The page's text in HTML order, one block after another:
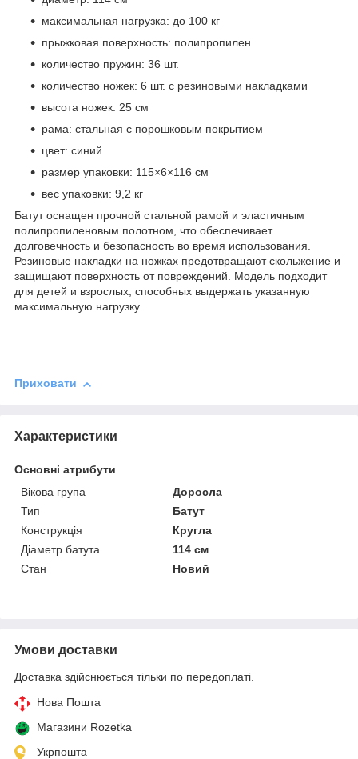
максимальная нагрузка: до 100 кг
прыжковая поверхность: полипропилен
количество пружин: 36 шт.
количество ножек: 6 шт. с резиновыми накладками
высота ножек: 25 см
рама: стальная с порошковым покрытием
цвет: синий
размер упаковки: 115×6×116 см
вес упаковки: 9,2 кг
Батут оснащен прочной стальной рамой и эластичным
полипропиленовым полотном, что обеспечивает
долговечность и безопасность во время использования.
Резиновые накладки на ножках предотвращают скольжение и
защищают поверхность от повреждений. Модель подходит
для детей и взрослых, способных выдержать указанную
максимальную нагрузку.
Приховати
Характеристики
Основні атрибути
Вікова група
Доросла
Тип
Батут
Конструкція
Кругла
Діаметр батута
114 см
Стан
Новий
Умови доставки
Доставка здійснюється тільки по передоплаті.
Нова Пошта
Магазини Rozetka
Укрпошта